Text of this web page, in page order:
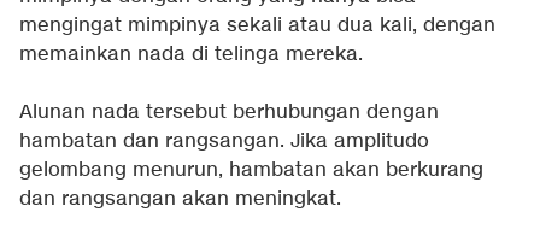
mengingat mimpinya sekali atau dua kali, dengan
memainkan nada di telinga mereka.
Alunan nada tersebut berhubungan dengan
hambatan dan rangsangan. Jika amplitudo
gelombang menurun, hambatan akan berkurang
dan rangsangan akan meningkat.